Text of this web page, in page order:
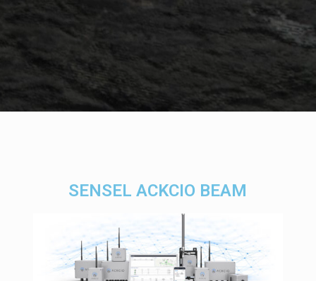
SENSEL ACKCIO BEAM